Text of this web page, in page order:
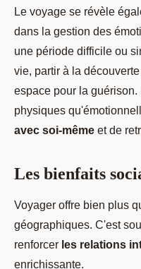
Le voyage se révèle
dans la gestion des
une période difficile ou
vie, partir à la
espace pour la
physiques
avec soi-même et de
Les bienfaits
Voyager offre bien plus
géographiques. C'est
renforcer les relations
enrichissante.